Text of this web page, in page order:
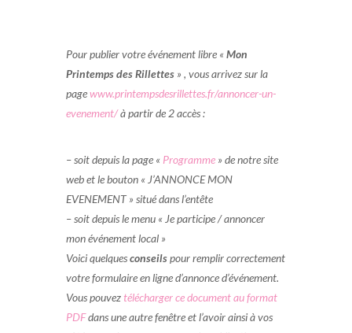
Pour publier votre événement libre « Mon
Printemps des Rillettes » , vous arrivez sur la
pagewww.printempsdesrillettes.fr/annoncer-un-
evenement/à partir de 2 accès :
– soit depuis la page « Programme » de notre site
web et le bouton « J’ANNONCE MON
EVENEMENT » situé dans l’entête
– soit depuis le menu « Je participe / annoncer
mon événement local »
Voici quelquesconseilspour remplir correctement
votre formulaire en ligne d’annonce d’événement.
Vous pouveztélécharger ce document au format
PDFdans une autre fenêtre et l’avoir ainsi à vos